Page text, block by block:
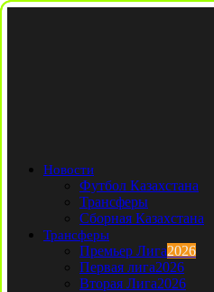
Новости
Футбол Казахстана
Трансферы
Сборная Казахстана
Трансферы
Премьер Лига2026
Первая лига2026
Вторая Лига2026